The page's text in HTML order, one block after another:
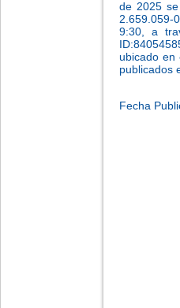
de 2025
2.659.059-
9:30, a
ubicado en
publicados
Fecha